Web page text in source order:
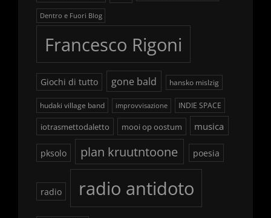
Dentro e Fuori Blog
Francesco Rigoni
Giochi di tutto gone bald hansko mislzig
hudaki village band improvvisazione INDIE SPACE
iotrasmettodaletto mooi op oostum musica
pksolo plan kruutntoone poesia
radio radio antidoto